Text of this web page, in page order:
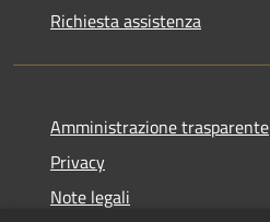
Richiesta assistenza
Amministrazione trasparente
Privacy
Note legali